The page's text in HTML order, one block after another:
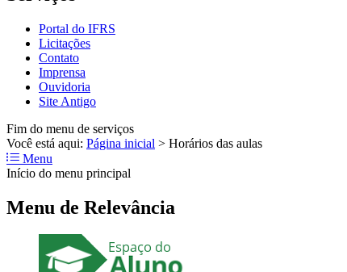
Portal do IFRS
Licitações
Contato
Imprensa
Ouvidoria
Site Antigo
Fim do menu de serviços
Você está aqui: Página inicial > Horários das aulas
Menu
Início do menu principal
Menu de Relevância